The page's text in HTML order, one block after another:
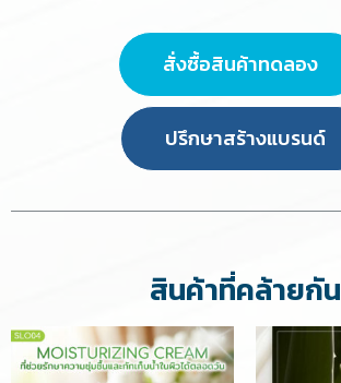
สั่งซื้อสินค้าทดลอง
ปรึกษาสร้างแบรนด์
สินค้าที่คล้ายกัน